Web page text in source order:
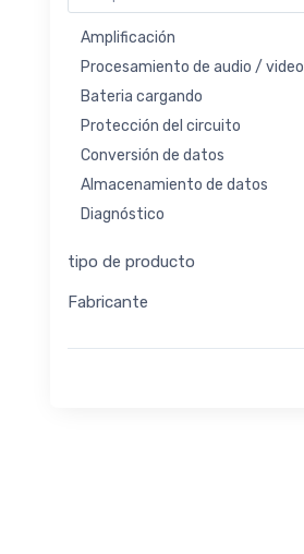
Amplificación
Procesamiento de audio / video
Bateria cargando
Protección del circuito
Conversión de datos
Almacenamiento de datos
Diagnóstico
Procesamiento integrado
Recolección de energía
tipo de producto
Fabricante